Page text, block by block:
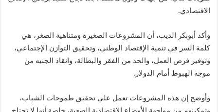
الاقتصادي.
وأكد أبوبكر الديب، أن المشروعات الصغيرة ومتناهية الصغر، هي
كلمة السر في تنمية الإقتصاد الوطني، وتحقيق التوازن الإجتماعي،
وتوفير فرص العمل، والحد من الفقر والبطالة، وانقاذ الجنيه من
موجة الهبوط أمام الدولار.
وأوضح إن هذه المشروعات تعمل علي تحقيق طموحات الشباب،